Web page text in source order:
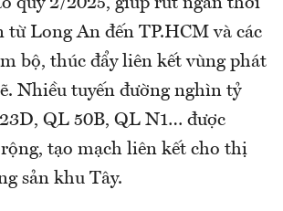
quý 2/2025, giúp rút ngắn thời
từ Long An đến TP.HCM và các
bộ, thúc đẩy liên kết vùng phát
Nhiều tuyến đường nghìn tỷ
QL 50B, QL N1… được
tạo mạch liên kết cho thị
sản khu Tây.